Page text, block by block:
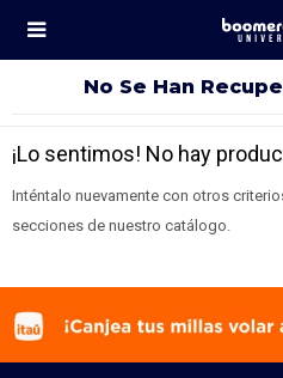

No Se Han
¡Lo sentimos! No hay
Inténtalo nuevamente con otros
secciones de nuestro catálogo.